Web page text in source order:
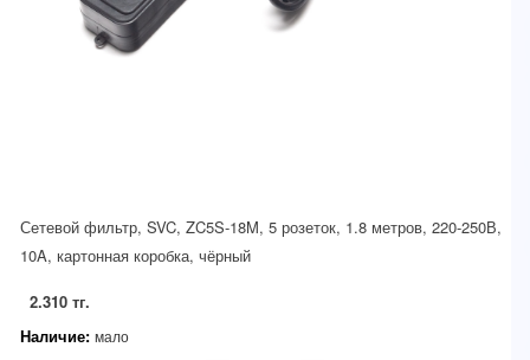
Сетевой фильтр, SVC, ZC5S-18M, 5 розеток, 1.8 метров, 220-250В,
10A, картонная коробка, чёрный
2.310 тг.
Наличие: мало